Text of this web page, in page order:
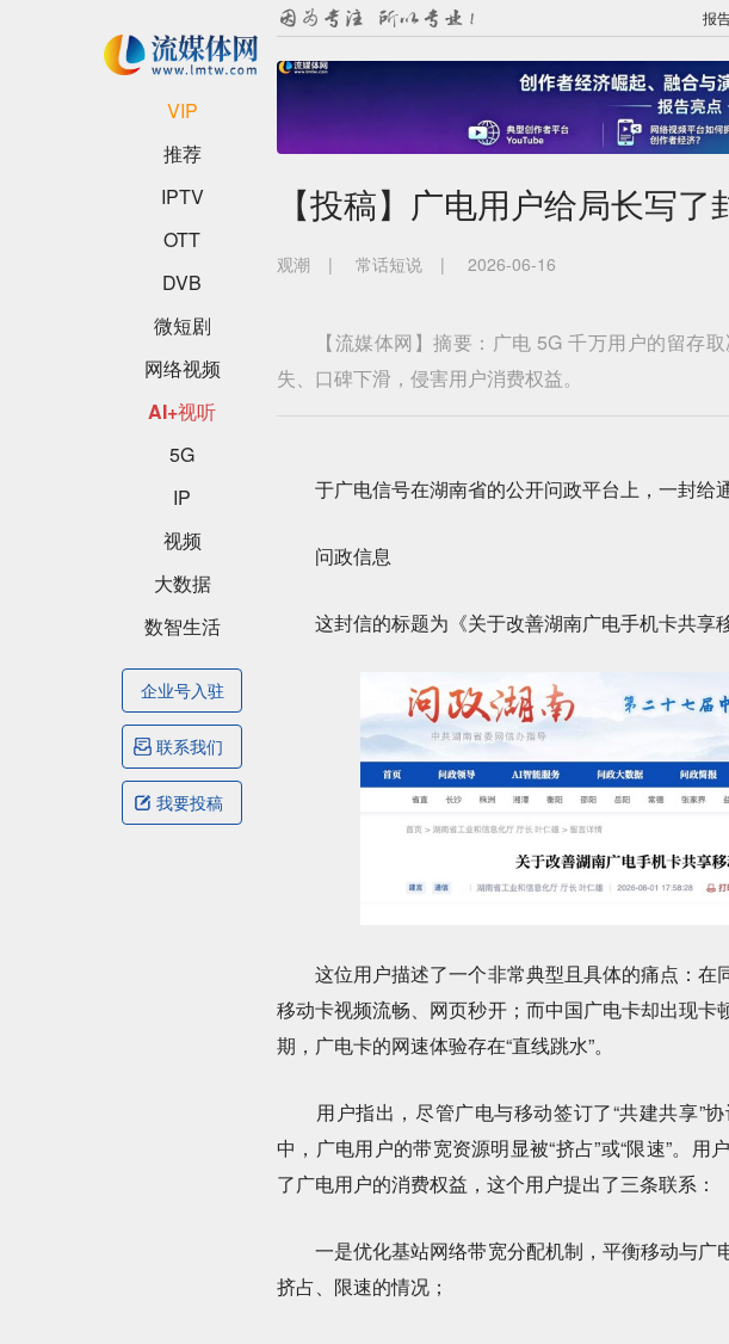
VIP
推荐
IPTV
OTT
DVB
微短剧
网络视频
AI+视听
5G
IP
视频
大数据
数智生活
企业号入驻
联系我们
我要投稿
报
【投稿】广电用户给局长写了
观潮 | 常话短说 | 2026-06-16
【流媒体网】摘要：广电 5G 千万用户的留存
失、口碑下滑，侵害用户消费权益。
于广电信号在湖南省的公开问政平台上，一封给通
问政信息
这封信的标题为《关于改善湖南广电手机卡共享移
这位用户描述了一个非常典型且具体的痛点：在
移动卡视频流畅、网页秒开；而中国广电卡却出现
期，广电卡的网速体验存在“直线跳水”。
用户指出，尽管广电与移动签订了“共建共享”
中，广电用户的带宽资源明显被“挤占”或“限速”。
了广电用户的消费权益，这个用户提出了三条联系：
一是优化基站网络带宽分配机制，平衡移动与广
挤占、限速的情况；
灯少
庞梦婕
言知之易 行之难
金博士
视听激荡与变革
流小天
解析你所关注